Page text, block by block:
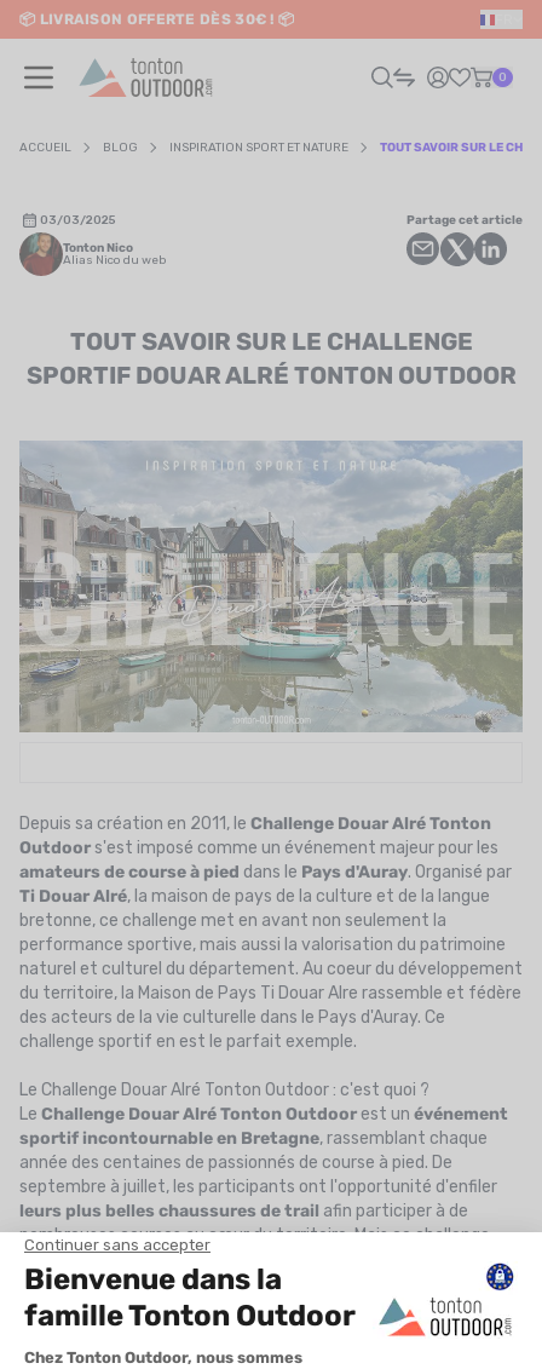
content
📦 LIVRAISON OFFERTE DÈS 30€ ! 📦
✨ RETRAIT EN MAGASIN GRATUIT
0
/ RUNNING
/ VOYAGE
SPORTS
CARTE CADEAU
MES FAVORIS
LE BLOG DES TONTONS
CONTACT
ACCUEIL BLOG INSPIRATION SPORT ET NATURE TOUT SAVOIR SUR LE
03/03/2025
Tonton Nico
Alias Nico du web
Partage cet article
TOUT SAVOIR SUR LE CHALLENGE
SPORTIF DOUAR ALRÉ TONTON OUTDOOR
Depuis sa création en 2011, le Challenge Douar Alré Tonton
Outdoors'est imposé comme un événement majeur pour les
amateurs de course à pied dans le Pays d'Auray. Organisé par
Ti Douar Alré, la maison de pays de la culture et de la langue
bretonne, ce challenge met en avant non seulement la
performance sportive, mais aussi la valorisation du patrimoine
naturel et culturel du département. Au coeur du développement
du territoire, la Maison de Pays Ti Douar Alre rassemble et fédère
des acteurs de la vie culturelle dans le Pays d'Auray. Ce
challenge sportif en est le parfait exemple.
Le Challenge Douar Alré Tonton Outdoor : c'est quoi ?
Le Challenge Douar Alré Tonton Outdoor est un événement
sportif incontournable en Bretagne, rassemblant chaque
année des centaines de passionnés de course à pied. De
septembre à juillet, les participants ont l'opportunité d'enfiler
leurs plus belles chaussures de trail afin participer à de
nombreuses courses au cœur du territoire. Mais ce challenge
n'est pas seulement une compétition sportive, il porte aussi un
engagement fort pour la nature et le patrimoine local
Encourager la pratique du trail et de la course natureen
Morbihan.